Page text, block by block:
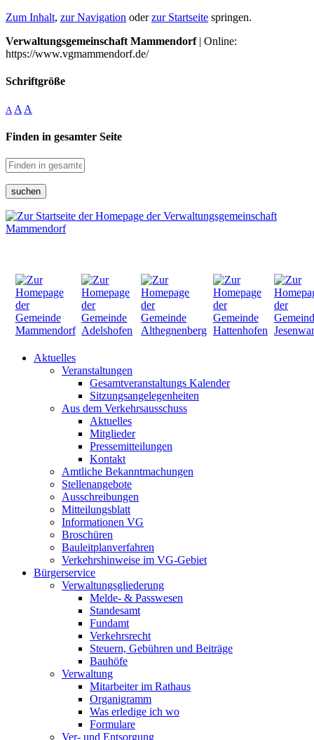
Zum Inhalt, zur Navigation oderzur Startseite springen.
Verwaltungsgemeinschaft Mammendorf| Online:
https://www.vgmammendorf.de/
Schriftgröße
A A A
Finden in gesamter Seite
suchen
Aktuelles
Veranstaltungen
Gesamtveranstaltungs Kalender
Sitzungsangelegenheiten
Aus dem Verkehrsausschuss
Aktuelles
Mitglieder
Pressemitteilungen
Kontakt
Amtliche Bekanntmachungen
Stellenangebote
Ausschreibungen
Mitteilungsblatt
Informationen VG
Broschüren
Bauleitplanverfahren
Verkehrshinweise im VG-Gebiet
Bürgerservice
Verwaltungsgliederung
Melde- & Passwesen
Standesamt
Fundamt
Verkehrsrecht
Steuern, Gebühren und Beiträge
Bauhöfe
Verwaltung
Mitarbeiter im Rathaus
Organigramm
Was erledige ich wo
Formulare
Ver- und Entsorgung